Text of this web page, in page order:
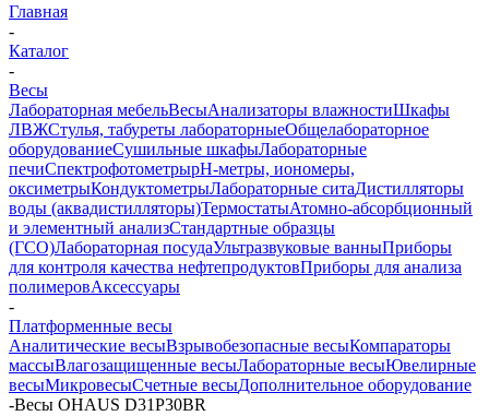
Главная
-
Каталог
-
Весы
Лабораторная мебельВесыАнализаторы влажностиШкафы
ЛВЖСтулья, табуреты лабораторныеОбщелабораторное
оборудованиеСушильные шкафыЛабораторные
печиСпектрофотометрыpH-метры, иономеры,
оксиметрыКондуктометрыЛабораторные ситаДистилляторы
воды (аквадистилляторы)ТермостатыАтомно-абсорбционный
и элементный анализСтандартные образцы
(ГСО)Лабораторная посудаУльтразвуковые ванныПриборы
для контроля качества нефтепродуктовПриборы для анализа
полимеровАксессуары
-
Платформенные весы
Аналитические весыВзрывобезопасные весыКомпараторы
массыВлагозащищенные весыЛабораторные весыЮвелирные
весыМикровесыСчетные весыДополнительное оборудование
-Весы OHAUS D31P30BR